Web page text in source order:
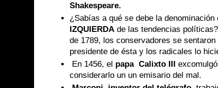
Shakespeare.
¿Sabías a qué se debe la
IZQUIERDA de las tendencias
de 1789, los conservadores se
presidente de ésta y los radicales lo
En 1456, el papa Calixto III
considerarlo un un emisario del mal.